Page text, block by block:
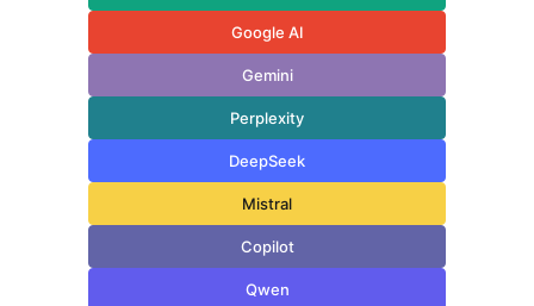
Google AI
Gemini
Perplexity
DeepSeek
Mistral
Copilot
Qwen